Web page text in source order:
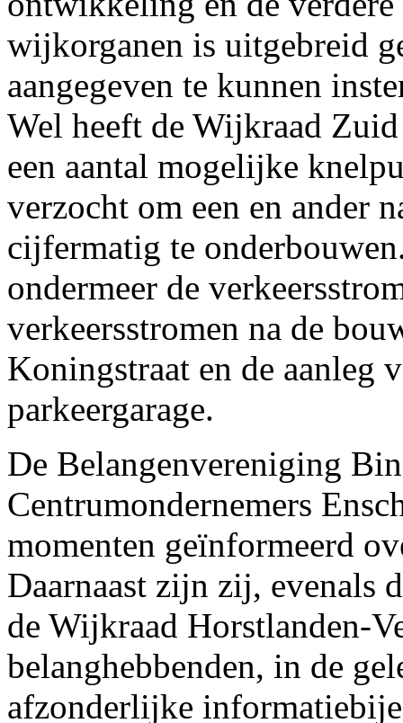
wijkorganen is uitgebreid
aangegeven te kunnen
Wel heeft de Wijkraad
een aantal mogelijke
verzocht om een en ander
cijfermatig te
ondermeer de
verkeersstromen na de
Koningstraat en de aanleg
parkeergarage.
De Belangenvereniging
Centrumondernemers
momenten geïnformeerd
Daarnaast zijn zij, evenals
de Wijkraad Horstlanden-
belanghebbenden, in de
afzonderlijke